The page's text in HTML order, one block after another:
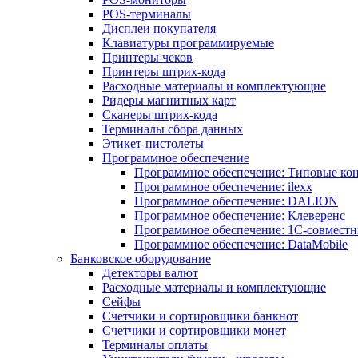
POS-терминалы
Дисплеи покупателя
Клавиатуры программируемые
Принтеры чеков
Принтеры штрих-кода
Расходные материалы и комплектующие
Ридеры магнитных карт
Сканеры штрих-кода
Терминалы сбора данных
Этикет-пистолеты
Программное обеспечение
Программное обеспечение: Типовые
Программное обеспечение: ilexx
Программное обеспечение: DALION
Программное обеспечение: Клеверенс
Программное обеспечение: 1С-
Программное обеспечение: DataMobile
Банковское оборудование
Детекторы валют
Расходные материалы и комплектующие
Сейфы
Счетчики и сортировщики банкнот
Счетчики и сортировщики монет
Терминалы оплаты